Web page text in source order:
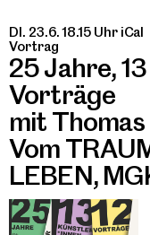
DI. 23.6. 18.15 Uhr iCal
Vortrag
25 Jahre,
Vorträge
mit
Vom
LEBEN,